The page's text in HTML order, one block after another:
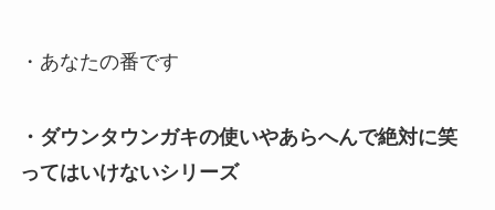
・あなたの番です
・ダウンタウンガキの使いやあらへんで絶対に笑
ってはいけないシリーズ